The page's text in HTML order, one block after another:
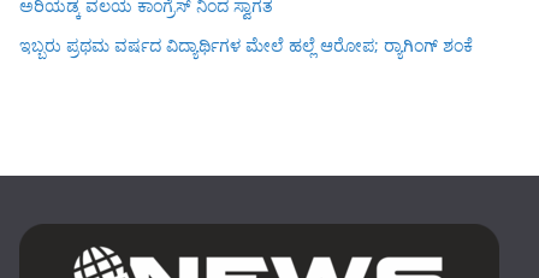
ಅರಿಯಡ್ಕ ವಲಯ ಕಾಂಗ್ರೆಸ್ ನಿಂದ ಸ್ವಾಗತ
ಇಬ್ಬರು ಪ್ರಥಮ ವರ್ಷದ ವಿದ್ಯಾರ್ಥಿಗಳ ಮೇಲೆ ಹಲ್ಲೆ ಆರೋಪ; ರ‍್ಯಾಗಿಂಗ್ ಶಂಕೆ